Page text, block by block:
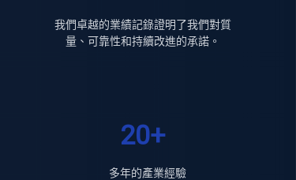
20+
多年的產業經驗
我們卓越的業績記錄證明了我們對質
量、可靠性和持續改進的承諾。